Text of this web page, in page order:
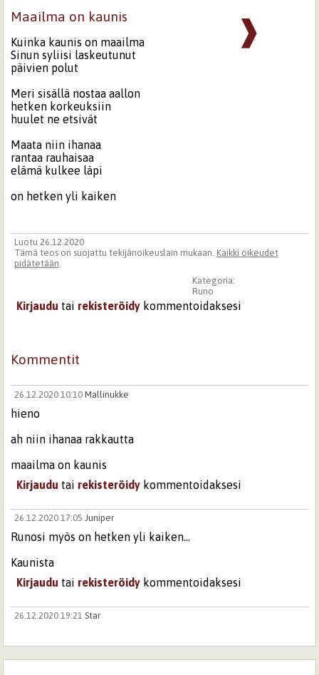
❱
Maailma on kaunis
Kuinka kaunis on maailma
Sinun syliisi laskeutunut
päivien polut
Meri sisällä nostaa aallon
hetken korkeuksiin
huulet ne etsivät
Maata niin ihanaa
rantaa rauhaisaa
elämä kulkee läpi
on hetken yli kaiken
Luotu 26.12.2020
Tämä teos on suojattu tekijänoikeuslain mukaan. Kaikki oikeudet
pidätetään.
Kategoria:
Runo
Kirjaudu tai rekisteröidy kommentoidaksesi
Kommentit
26.12.2020 10:10 Mallinukke
hieno
ah niin ihanaa rakkautta
maailma on kaunis
Kirjaudu tai rekisteröidy kommentoidaksesi
26.12.2020 17:05 Juniper
Runosi myös on hetken yli kaiken...
Kaunista
Kirjaudu tai rekisteröidy kommentoidaksesi
26.12.2020 19:21 Star
kaikille <3